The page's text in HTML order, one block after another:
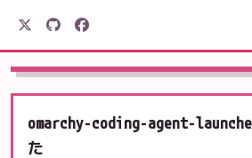
駒
omarchy-coding-agent-
た